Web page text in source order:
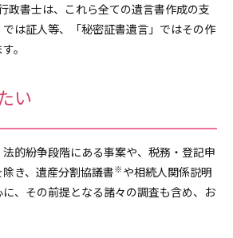
政書士は、これら全ての遺言書作成の支
は証人等、「秘密証書遺言」ではその作
。
い
的紛争段階にある事案や、税務・登記申
き、遺産分割協議書※ や相続人関係説明
、その前提となる諸々の調査も含め、お